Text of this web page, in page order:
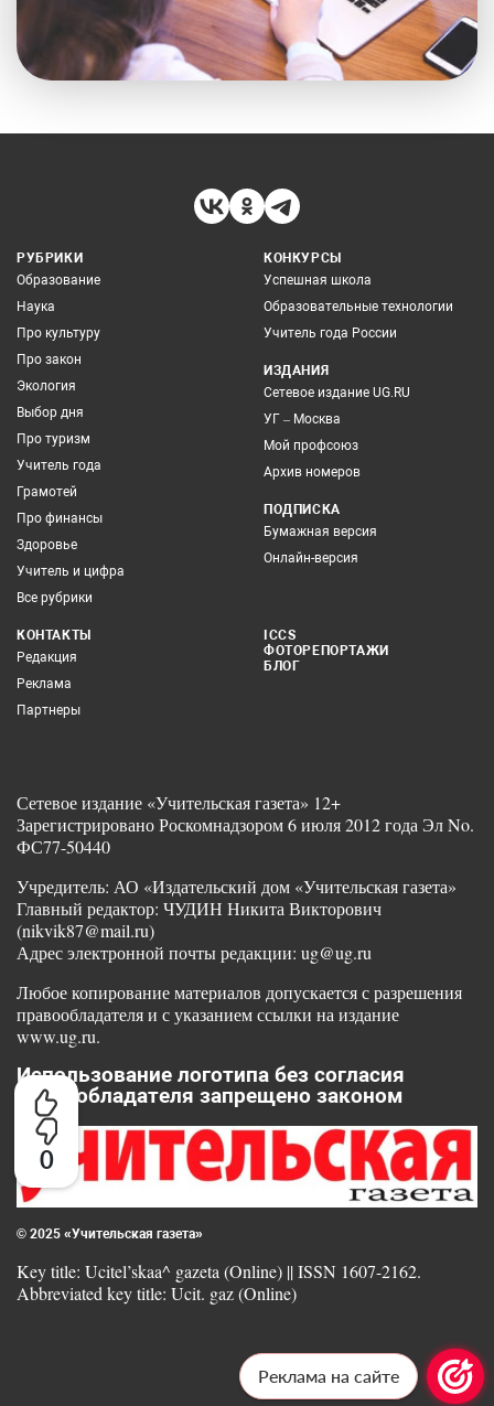
0
РУБРИКИ
Образование
Наука
Про культуру
Про закон
Экология
Выбор дня
Про туризм
Учитель года
Грамотей
Про финансы
Здоровье
Учитель и цифра
Все рубрики
КОНКУРСЫ
Успешная школа
Образовательные технологии
Учитель года России
ИЗДАНИЯ
Сетевое издание UG.RU
УГ – Москва
Мой профсоюз
Архив номеров
ПОДПИСКА
Бумажная версия
Онлайн-версия
КОНТАКТЫ
Редакция
Реклама
Партнеры
ICCS
ФОТОРЕПОРТАЖИ
БЛОГ
Сетевое издание «Учительская газета» 12+
Зарегистрировано Роскомнадзором 6 июля 2012 года Эл No.
ФС77-50440
Учредитель: АО «Издательский дом «Учительская газета»
Главный редактор: ЧУДИН Никита Викторович
(nikvik87@mail.ru)
Адрес электронной почты редакции: ug@ug.ru
Любое копирование материалов допускается с разрешения
правообладателя и с указанием ссылки на издание
www.ug.ru.
Использование логотипа без согласия
правообладателя запрещено законом
© 2025 «Учительская газета»
Key title: Ucitel’skaa^ gazeta (Online) || ISSN 1607-2162.
Abbreviated key title: Ucit. gaz (Online)
Реклама на сайте